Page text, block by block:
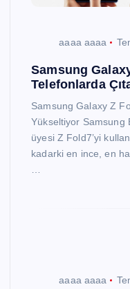
aaaa aaaa
Samsung
Telefonlarda
Samsung Galaxy Z
Yükseltiyor Samsung
üyesi Z Fold7’yi
kadarki en ince, en
aaaa aaaa